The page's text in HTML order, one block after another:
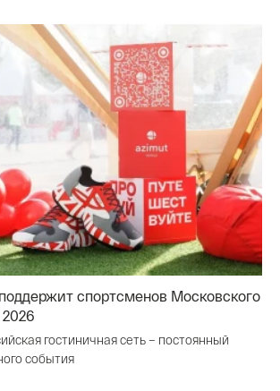
спортсменов Московского
гостиничная сеть – постоянный
события